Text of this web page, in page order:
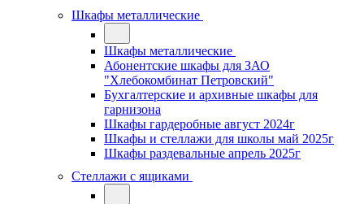
Шкафы металлические
Шкафы металлические
Абонентские шкафы для ЗАО
"Хлебокомбинат Петровский"
Бухгалтерские и архивные шкафы для
гарнизона
Шкафы гардеробные август 2024г
Шкафы и стеллажи для школы май 2025г
Шкафы раздевальные апрель 2025г
Стеллажи с ящиками